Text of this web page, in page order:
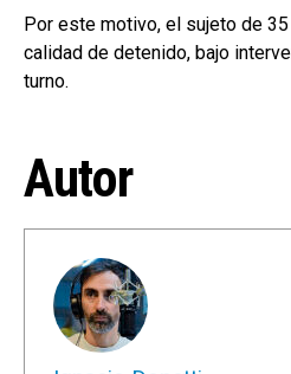
Por este motivo, el sujeto de
calidad de detenido, bajo
turno.
Autor